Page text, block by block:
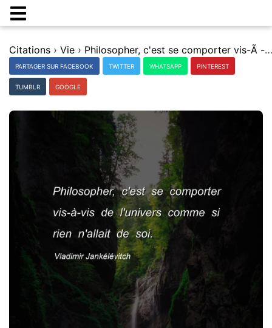
Citations › Vie › Philosopher, c'est se comporter vis-Ã -vis de l'univers comme si rien n'allait de soi.
PARTAGER SUR FACEBOOK TWITTER WHATSAPP PINTEREST
TUMBLR GOOGLE